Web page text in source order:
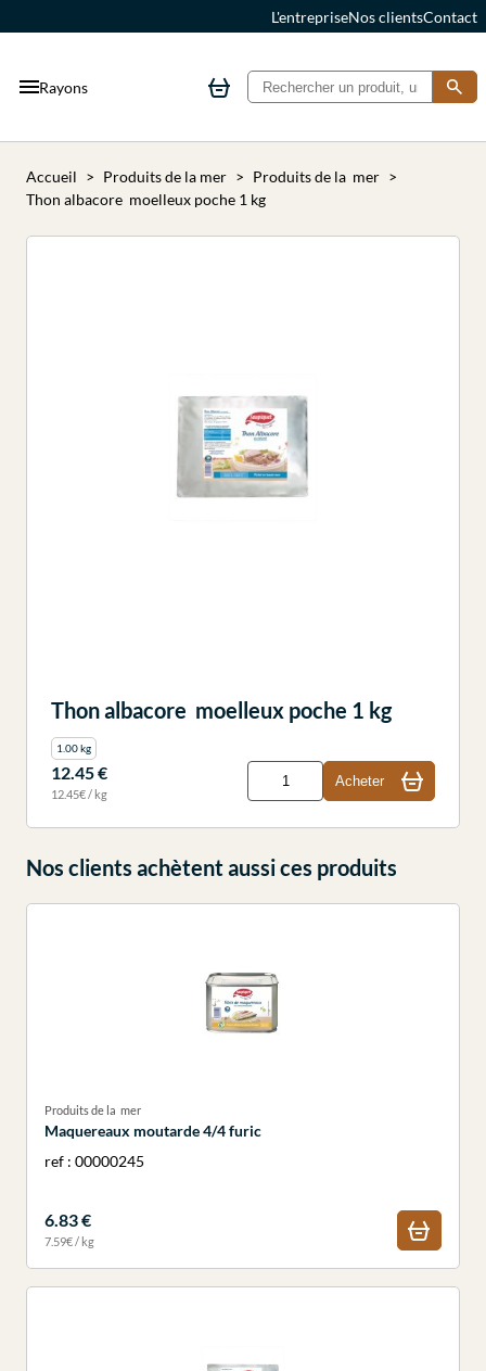
L'entrepriseNos clientsContact
Rayons
Accueil Produits de la mer
Produits de la mer
Thon albacore moelleux poche 1 kg
Thon albacore moelleux poche 1 kg
1.00 kg
12.45 €
12.45€ / kg
Acheter
Nos clients achètent aussi ces produits
Produits de la mer
Maquereaux moutarde 4/4 furic
ref : 00000245
6.83 €
7.59€ / kg